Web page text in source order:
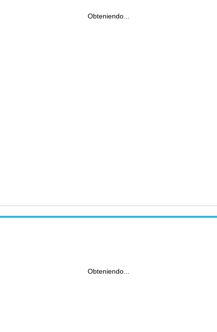
Obteniendo...
Obteniendo...